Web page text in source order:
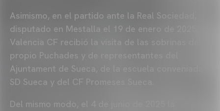
Asimismo, en el partido ante la Real Sociedad,
disputado en Mestalla el 19 de enero de 2025, el
Valencia CF recibió la visita de las sobrinas del
propio Puchades y de representantes del
Ajuntament de Sueca, de la escuela conveniada
SD Sueca y del CF Promeses Sueca.
Del mismo modo, el 4 de junio de 2025 la